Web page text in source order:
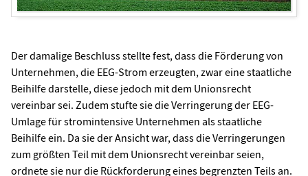
Der damalige Beschluss stellte fest, dass die Förderung von
Unternehmen, die EEG-Strom erzeugten, zwar eine staatliche
Beihilfe darstelle, diese jedoch mit dem Unionsrecht
vereinbar sei. Zudem stufte sie die Verringerung der EEG-
Umlage für stromintensive Unternehmen als staatliche
Beihilfe ein. Da sie der Ansicht war, dass die Verringerungen
zum größten Teil mit dem Unionsrecht vereinbar seien,
ordnete sie nur die Rückforderung eines begrenzten Teils an.